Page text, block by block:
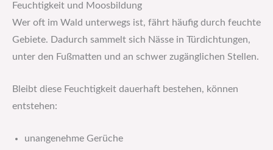
Feuchtigkeit und Moosbildung
Wer oft im Wald unterwegs ist, fährt häufig durch feuchte
Gebiete. Dadurch sammelt sich Nässe in Türdichtungen,
unter den Fußmatten und an schwer zugänglichen Stellen.
Bleibt diese Feuchtigkeit dauerhaft bestehen, können
entstehen:
unangenehme Gerüche